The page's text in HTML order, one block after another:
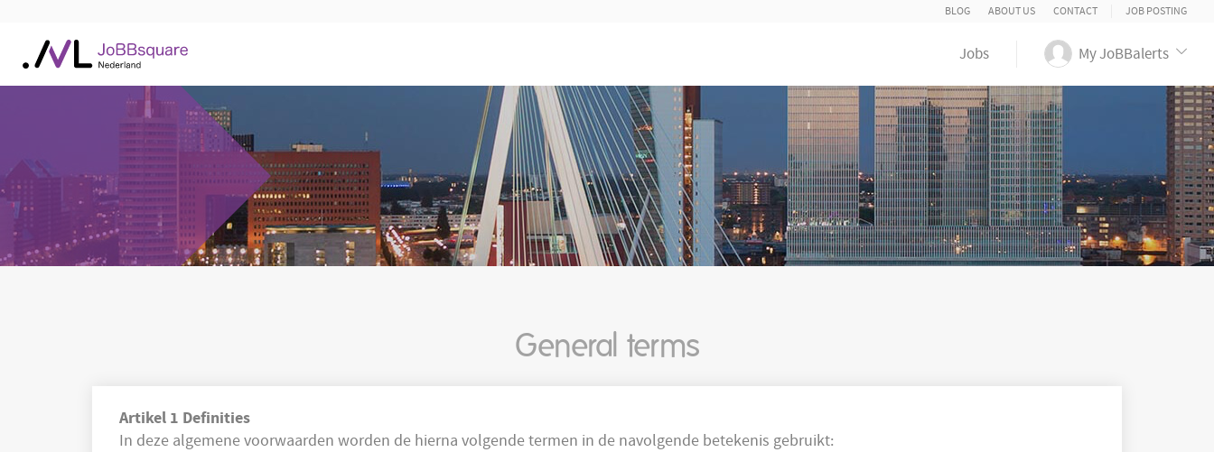
BLOG ABOUT US CONTACT JOB POSTING
Jobs My JoBBalerts
General terms
Artikel 1 Definities
In deze algemene voorwaarden worden de hierna volgende termen in de navolgende betekenis gebruikt: